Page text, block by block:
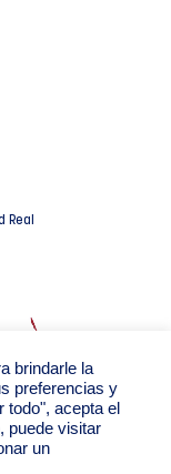
Real
2022
brindarle la
preferencias y
acepta el
puede visitar
un